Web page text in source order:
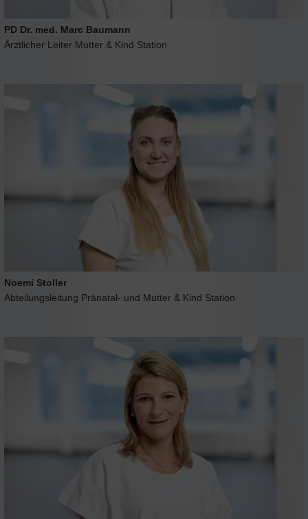
PD Dr. med. Marc Baumann
Ärztlicher Leiter Mutter & Kind Station
Noemi Stoller
Abteilungsleitung Pränatal- und Mutter & Kind Station